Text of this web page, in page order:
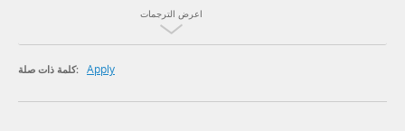
اعرض الترجمات
كلمة ذات صلة: Apply